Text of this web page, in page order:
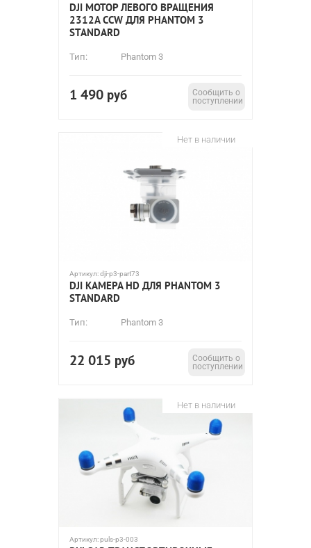
DJI МОТОР ЛЕВОГО ВРАЩЕНИЯ
2312A CCW ДЛЯ PHANTOM 3
STANDARD
Тип: Phantom 3
1 490 руб
Сообщить о
поступлении
Нет в наличии
Артикул:dji-p3-part73
DJI КАМЕРА HD ДЛЯ PHANTOM 3
STANDARD
Тип: Phantom 3
22 015 руб
Сообщить о
поступлении
Нет в наличии
Артикул:puls-p3-003